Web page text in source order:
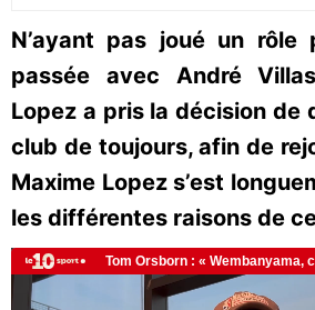
N’ayant pas joué un rôle
passée avec André
Lopez a pris la décision de
club de toujours, afin de
Maxime Lopez s’est
les différentes raisons de